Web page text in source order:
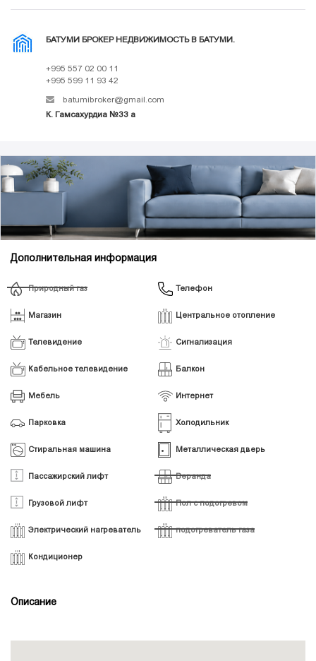
БАТУМИ БРОКЕР НЕДВИЖИМОСТЬ В БАТУМИ.
+995 557 02 00 11
+995 599 11 93 42
batumibroker@gmail.com
К. Гамсахурдиа №33 а
Дополнительная информация
Природный газ Телефон
Магазин Центральное отопление
Телевидение Сигнализация
Кабельное телевидение Балкон
Мебель Интернет
Парковка Холодильник
Стиральная машина Металлическая дверь
Пассажирский лифт Веранда
Грузовой лифт Пол с подогревом
Электрический нагреватель подогреватель газа
Кондиционер
Описание